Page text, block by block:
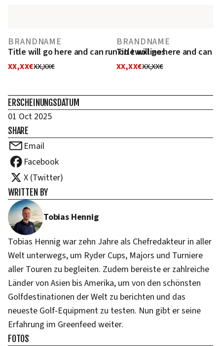
BRANDNAME
Title will go here and can run on two lines
XX,XX€XX,XX€
BRANDNAME
Title will go here and can
XX,XX€XX,XX€
ERSCHEINUNGSDATUM
01 Oct 2025
SHARE
Email
Facebook
X (Twitter)
WRITTEN BY
Tobias Hennig
Tobias Hennig war zehn Jahre als Chefredakteur in aller
Welt unterwegs, um Ryder Cups, Majors und Turniere
aller Touren zu begleiten. Zudem bereiste er zahlreiche
Länder von Asien bis Amerika, um von den schönsten
Golfdestinationen der Welt zu berichten und das
neueste Golf-Equipment zu testen. Nun gibt er seine
Erfahrung im Greenfeed weiter.
FOTOS